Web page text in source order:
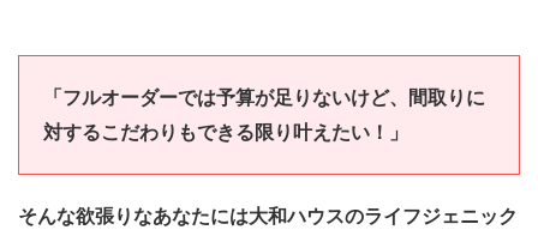
「フルオーダーでは予算が足りないけど、間取りに
対するこだわりもできる限り叶えたい！」
そんな欲張りなあなたには大和ハウスのライフジェニック